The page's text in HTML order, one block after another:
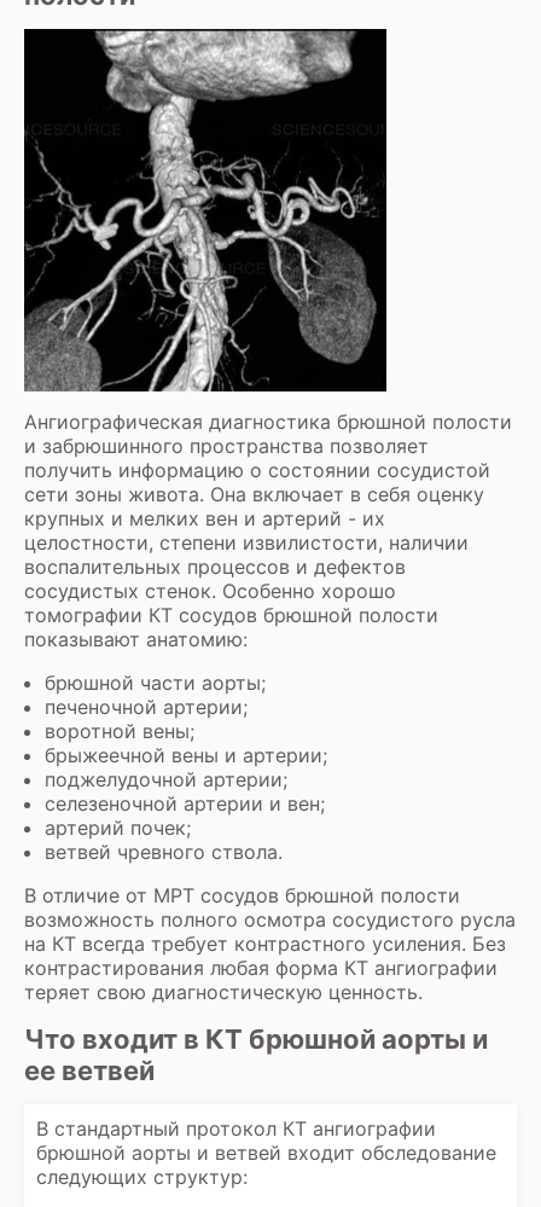
Ангиографическая диагностика брюшной полости
и забрюшинного пространства позволяет
получить информацию о состоянии сосудистой
сети зоны живота. Она включает в себя оценку
крупных и мелких вен и артерий - их
целостности, степени извилистости, наличии
воспалительных процессов и дефектов
сосудистых стенок. Особенно хорошо
томографии КТ сосудов брюшной полости
показывают анатомию:
брюшной части аорты;
печеночной артерии;
воротной вены;
брыжеечной вены и артерии;
поджелудочной артерии;
селезеночной артерии и вен;
артерий почек;
ветвей чревного ствола.
В отличие от МРТ сосудов брюшной полости
возможность полного осмотра сосудистого русла
на КТ всегда требует контрастного усиления. Без
контрастирования любая форма КТ ангиографии
теряет свою диагностическую ценность.
Что входит в КТ брюшной аорты и
ее ветвей
В стандартный протокол КТ ангиографии
брюшной аорты и ветвей входит обследование
следующих структур: